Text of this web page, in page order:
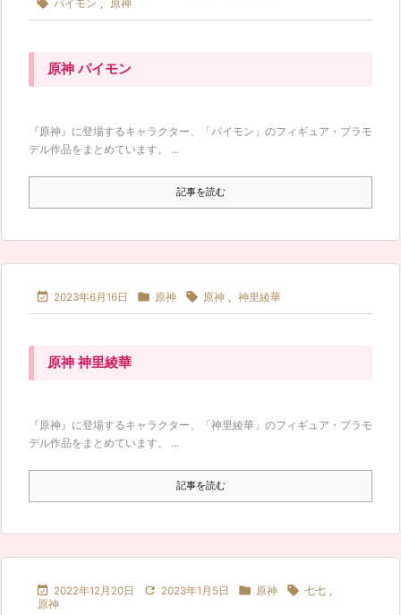
 パイモン , 原神
原神 パイモン
『原神』に登場するキャラクター、「パイモン」のフィギュア・プラモ
デル作品をまとめています。 ...
記事を読む
 2023年6月16日  原神  原神 , 神里綾華
原神 神里綾華
『原神』に登場するキャラクター、「神里綾華」のフィギュア・プラモ
デル作品をまとめています。 ...
記事を読む
 2022年12月20日  2023年1月5日  原神  七七 ,
原神